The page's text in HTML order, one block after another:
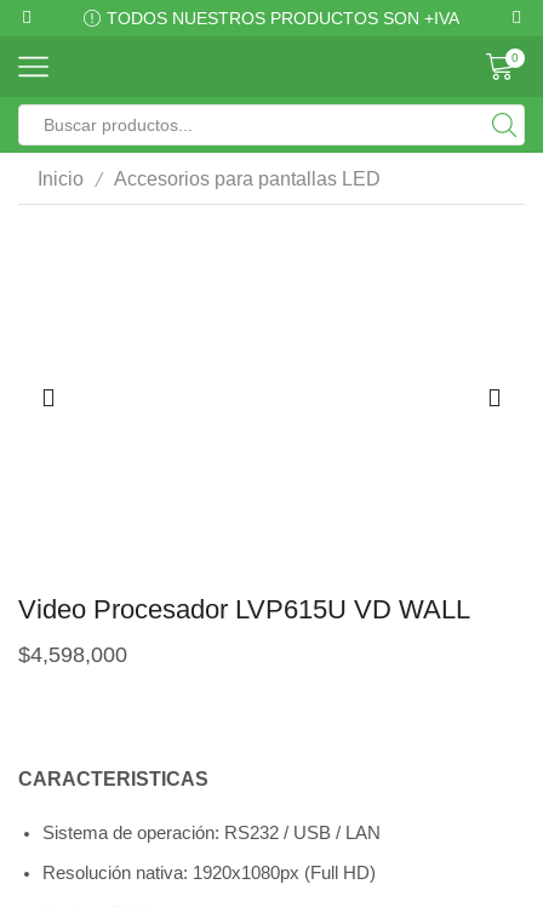
TODOS NUESTROS PRODUCTOS SON +IVA
0
Inicio / Accesorios para pantallas LED
Video Procesador LVP615U VD WALL
$4,598,000
CARACTERISTICAS
Sistema de operación: RS232 / USB / LAN
Resolución nativa: 1920x1080px (Full HD)